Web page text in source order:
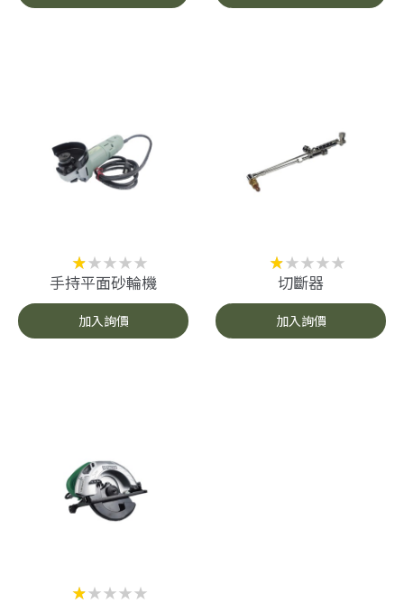
手持平面砂輪機
加入詢價
切斷器
加入詢價